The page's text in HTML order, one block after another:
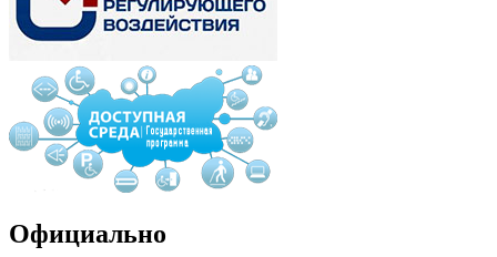
Официально